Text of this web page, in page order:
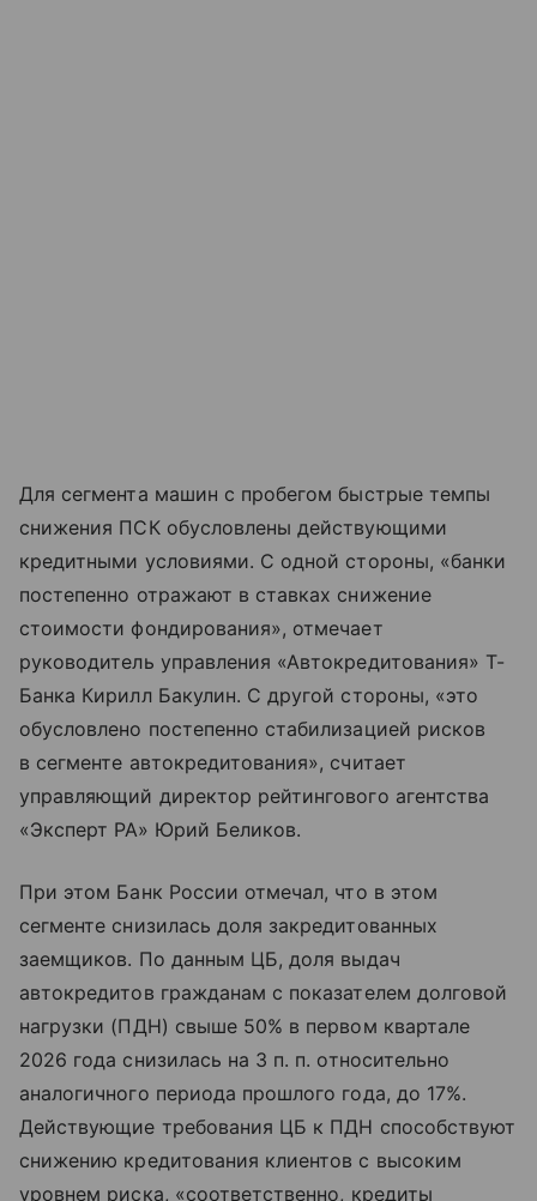
Для сегмента машин с пробегом быстрые темпы
снижения ПСК обусловлены действующими
кредитными условиями. С одной стороны, «банки
постепенно отражают в ставках снижение
стоимости фондирования», отмечает
руководитель управления «Автокредитования» Т-
Банка Кирилл Бакулин. С другой стороны, «это
обусловлено постепенно стабилизацией рисков
в сегменте автокредитования», считает
управляющий директор рейтингового агентства
«Эксперт РА» Юрий Беликов.
При этом Банк России отмечал, что в этом
сегменте снизилась доля закредитованных
заемщиков. По данным ЦБ, доля выдач
автокредитов гражданам с показателем долговой
нагрузки (ПДН) свыше 50% в первом квартале
2026 года снизилась на 3 п. п. относительно
аналогичного периода прошлого года, до 17%.
Действующие требования ЦБ к ПДН способствуют
снижению кредитования клиентов с высоким
уровнем риска, «соответственно, кредиты